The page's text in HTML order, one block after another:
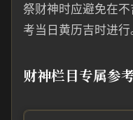
祭财神时应避免在
考当日黄历吉时进行
财神栏目专属参